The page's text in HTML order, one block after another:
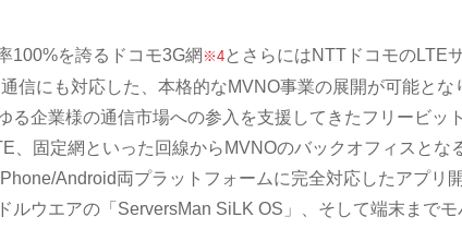
100%を誇るドコモ3G網 ※4 とさらにはNTTドコモのLTE
信にも対応した、本格的なMVNO事業の展開が可能とな
る企業様の通信市場への参入を支援してきたフリービッ
、固定網といった回線からMVNOのバックオフィスとな
Android両プラットフォームに完全対応したアプリ
ルウエアの「ServersMan SiLK OS」、そして端末までモ